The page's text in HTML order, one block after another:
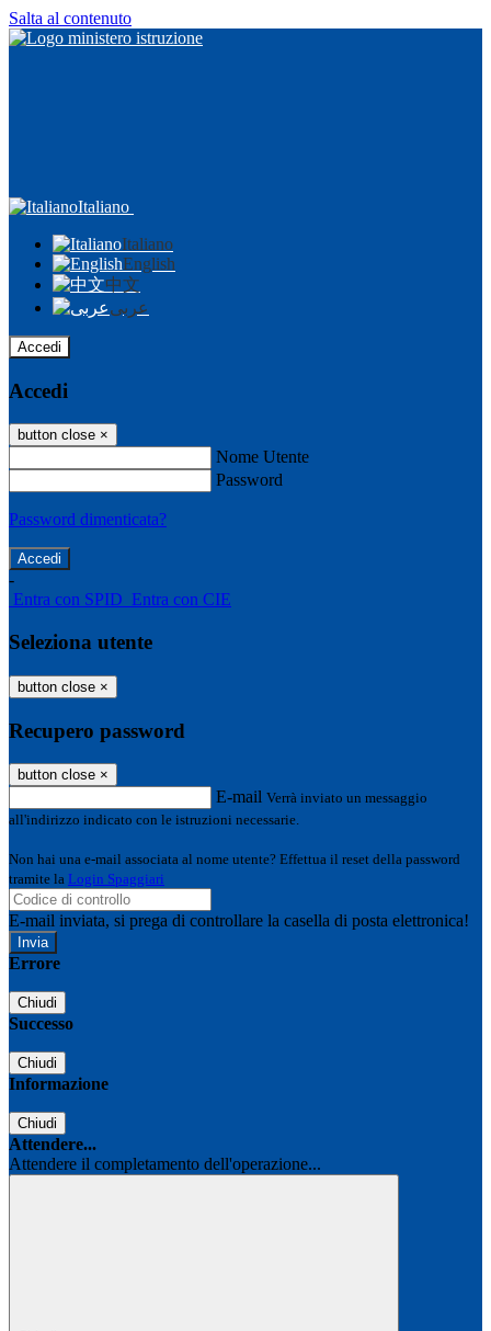
Salta al contenuto
Italiano
Italiano
English
中文
عربى
Accedi
Accedi
button close ×
Nome Utente
Password
Password dimenticata?
-
Entra con SPID Entra con CIE
Seleziona utente
button close ×
Recupero password
button close ×
E-mail Verrà inviato un messaggio
all'indirizzo indicato con le istruzioni necessarie.
Non hai una e-mail associata al nome utente? Effettua il reset della password
tramite la Login Spaggiari
E-mail inviata, si prega di controllare la casella di posta elettronica!
Errore
Chiudi
Successo
Chiudi
Informazione
Chiudi
Attendere...
Attendere il completamento dell'operazione...